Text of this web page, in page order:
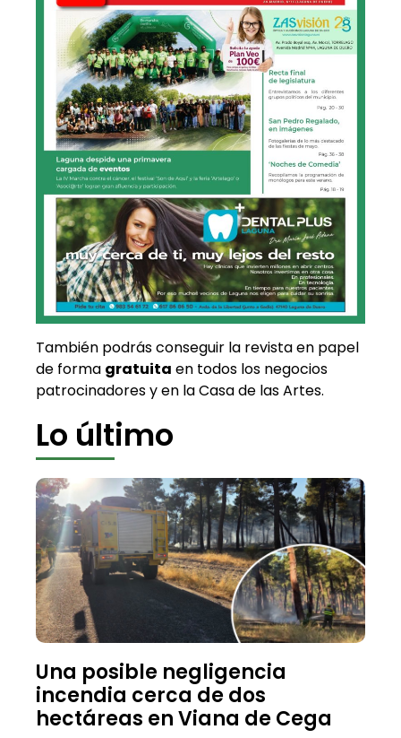
También podrás conseguir la revista en papel
de forma gratuita en todos los negocios
patrocinadores y en la Casa de las Artes.
Lo último
Una posible negligencia
incendia cerca de dos
hectáreas en Viana de Cega